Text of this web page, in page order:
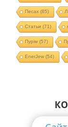
Песах(85)
Статьи (71)
Пурім (57)
EnerJew(54)